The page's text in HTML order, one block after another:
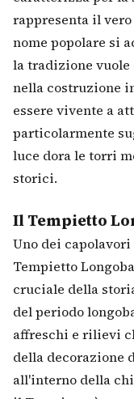
rappresenta il
nome popolare si
la tradizione vuole
nella costruzione
essere vivente a
particolarmente
luce dora le torri
storici.
Il Tempietto
Uno dei
Tempietto
cruciale della
del periodo
affreschi e rilievi
della decorazione
all'interno della